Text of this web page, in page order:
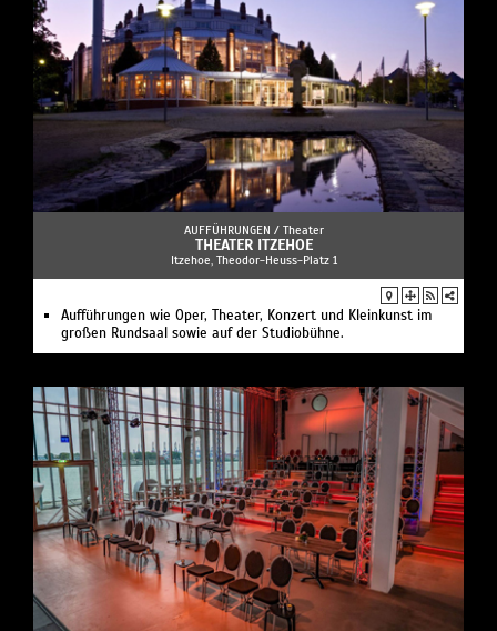
AUFFÜHRUNGEN / Theater
THEATER ITZEHOE
Itzehoe, Theodor-Heuss-Platz 1
Aufführungen wie Oper, Theater, Konzert und Kleinkunst im
großen Rundsaal sowie auf der Studiobühne.